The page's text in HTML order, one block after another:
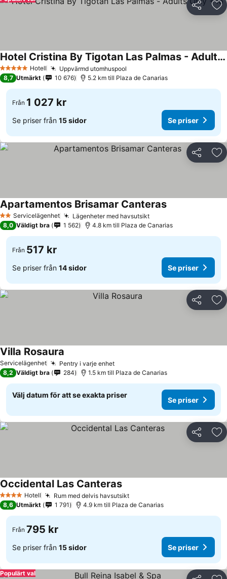
Dela
5 Stjärnor Hotell Uppvärmd utomhuspool
Hotel Cristina By Tigotan Las Palmas - Adults Only +16
8,7 Utmärkt 10 676 5.2 km till Plaza de Canarias
Från 1 027 kr
Se priser från 15 sidor Se priser
Dela
2 StjärnorServicelägenhet Lägenheter med havsutsikt
Apartamentos Brisamar Canteras
8,0 Väldigt bra 1 562 4.8 km till Plaza de Canarias
Från 517 kr
Se priser från 14 sidor Se priser
Dela
Servicelägenhet Pentry i varje enhet
Villa Rosaura
8,2 Väldigt bra 284 1.5 km till Plaza de Canarias
Välj datum för att se exakta priser
Se priser
Dela
4 StjärnorHotell Rum med delvis havsutsikt
Occidental Las Canteras
8,6 Utmärkt 1 791 4.9 km till Plaza de Canarias
Från 795 kr
Se priser från 15 sidor Se priser
Populärt val